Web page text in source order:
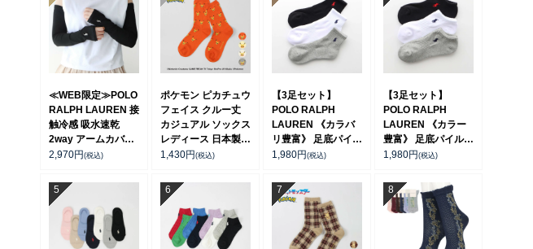
≪WEB限定≫POLO
RALPH LAUREN 接
触冷感 吸水速乾
2way アームカバー
＆ レッグウォーマー
93228550
2,970円 (税込)
ポケモン ピカチュウ
フェイス クルー丈
カジュアル ソックス
レディース 日本製
03307006
1,430円(税込)
【3足セット】
POLO RALPH
LAUREN 《カラバ
リ豊富》 足底パイル
アーチサポート ワン
ト丈 ソックス レデ
ィース 93246604
1,980円(税込)
【3足セット】
POLO RALPH
LAUREN 《カラー
豊富》 足底パイル
アーチサポート ワン
カー丈 ソックス レ
ディース 93246602
1,980円(税込)